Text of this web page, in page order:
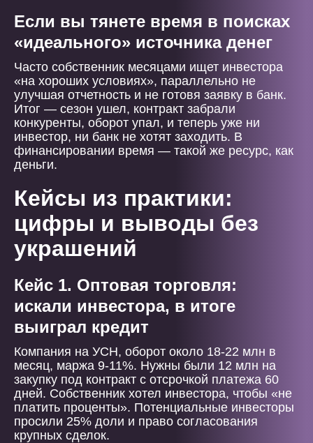
Если вы тянете время в поисках
«идеального» источника денег
Часто собственник месяцами ищет инвестора
«на хороших условиях», параллельно не
улучшая отчетность и не готовя заявку в банк.
Итог — сезон ушел, контракт забрали
конкуренты, оборот упал, и теперь уже ни
инвестор, ни банк не хотят заходить. В
финансировании время — такой же ресурс, как
деньги.
Кейсы из практики:
цифры и выводы без
украшений
Кейс 1. Оптовая торговля:
искали инвестора, в итоге
выиграл кредит
Компания на УСН, оборот около 18-22 млн в
месяц, маржа 9-11%. Нужны были 12 млн на
закупку под контракт с отсрочкой платежа 60
дней. Собственник хотел инвестора, чтобы «не
платить проценты». Потенциальные инвесторы
просили 25% доли и право согласования
крупных сделок.